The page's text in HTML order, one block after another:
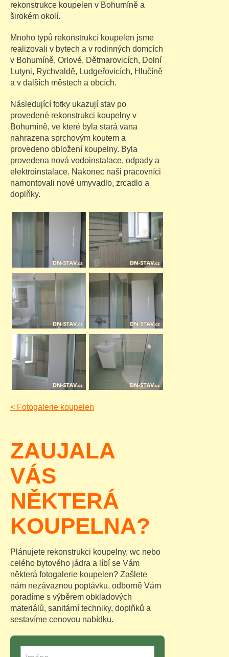
rekonstrukce koupelen v Bohumíně a
širokém okolí.
Mnoho typů rekonstrukcí koupelen jsme
realizovali v bytech a v rodinných domcích
v Bohumíně, Orlové, Dětmarovicích, Dolní
Lutyni, Rychvaldě, Ludgeřovicích, Hlučíně
a v dalších městech a obcích.
Následující fotky ukazují stav po
provedené rekonstrukci koupelny v
Bohumíně, ve které byla stará vana
nahrazena sprchovým koutem a
provedeno obložení koupelny. Byla
provedena nová vodoinstalace, odpady a
elektroinstalace. Nakonec naši pracovníci
namontovali nové umyvadlo, zrcadlo a
doplňky.
< Fotogalerie koupelen
ZAUJALA
VÁS
NĚKTERÁ
KOUPELNA?
Plánujete rekonstrukci koupelny, wc nebo
celého bytového jádra a líbí se Vám
některá fotogalerie koupelen? Zašlete
nám nezávaznou poptávku, odborně Vám
poradíme s výběrem obkladových
materiálů, sanitární techniky, doplňků a
sestavíme cenovou nabídku.